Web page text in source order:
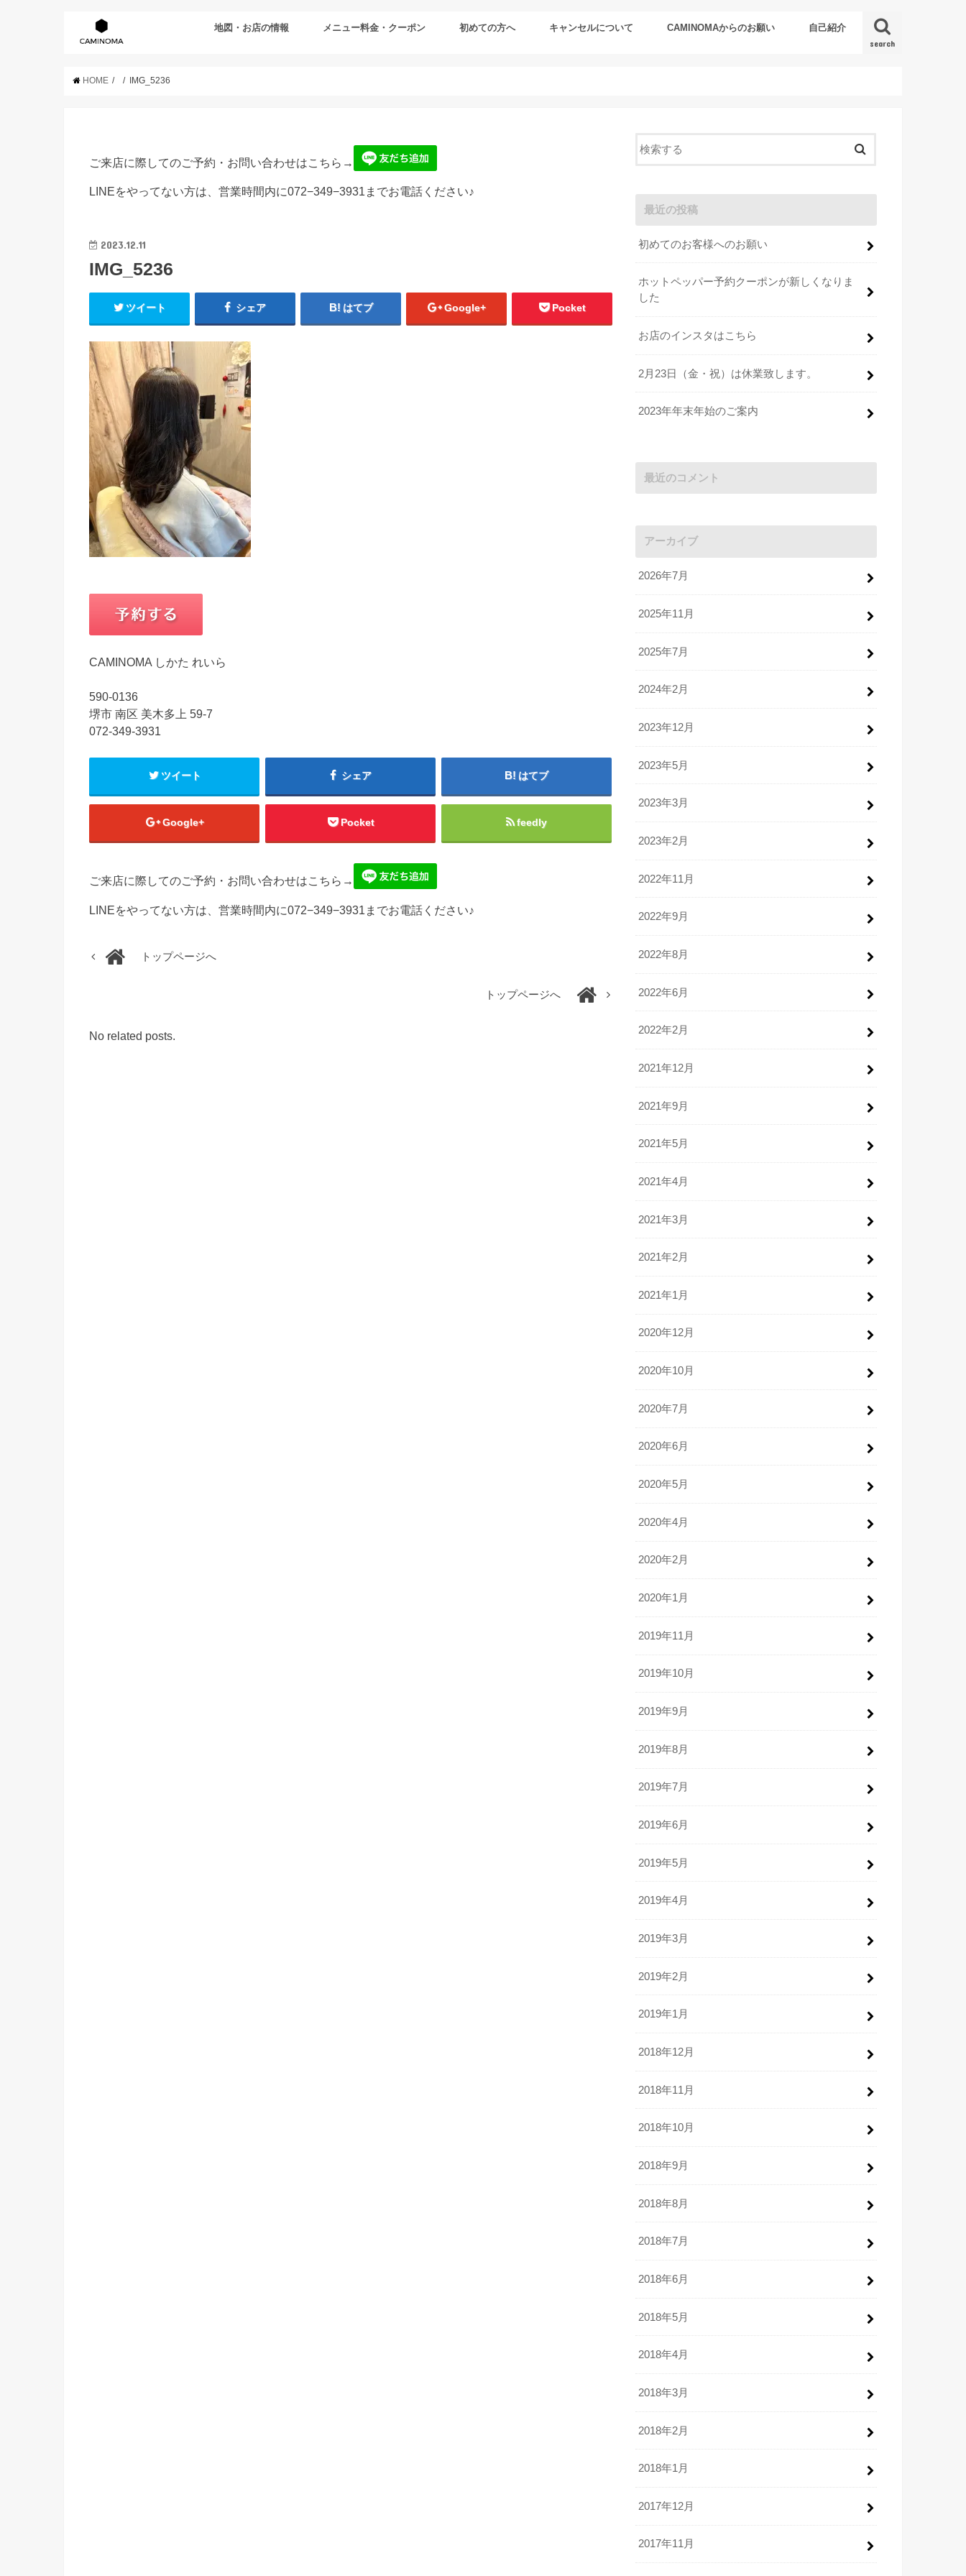
search
地図・お店の情報 メニュー料金・クーポン 初めての方へ キャンセルについて CAMINOMAからのお願い 自己紹介
HOME IMG_5236
ご来店に際してのご予約・お問い合わせはこちら→
LINEをやってない方は、営業時間内に072−349−3931までお電話ください♪
2023.12.11
IMG_5236
ツイート シェア はてブ Google+ Pocket
CAMINOMA しかた れいら
590-0136
堺市 南区 美木多上 59-7
072-349-3931
ツイート シェア はてブ
Google+ Pocket feedly
ご来店に際してのご予約・お問い合わせはこちら→
LINEをやってない方は、営業時間内に072−349−3931までお電話ください♪
トップページへ
トップページへ
No related posts.
最近の投稿
初めてのお客様へのお願い
ホットペッパー予約クーポンが新しくなりま
した
お店のインスタはこちら
2月23日（金・祝）は休業致します。
2023年年末年始のご案内
最近のコメント
アーカイブ
2026年7月
2025年11月
2025年7月
2024年2月
2023年12月
2023年5月
2023年3月
2023年2月
2022年11月
2022年9月
2022年8月
2022年6月
2022年2月
2021年12月
2021年9月
2021年5月
2021年4月
2021年3月
2021年2月
2021年1月
2020年12月
2020年10月
2020年7月
2020年6月
2020年5月
2020年4月
2020年2月
2020年1月
2019年11月
2019年10月
2019年9月
2019年8月
2019年7月
2019年6月
2019年5月
2019年4月
2019年3月
2019年2月
2019年1月
2018年12月
2018年11月
2018年10月
2018年9月
2018年8月
2018年7月
2018年6月
2018年5月
2018年4月
2018年3月
2018年2月
2018年1月
2017年12月
2017年11月